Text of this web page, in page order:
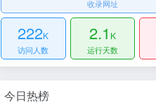
收录网址
222K
访问人数
2.1 K
运行天数
今日热榜